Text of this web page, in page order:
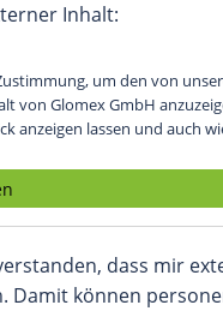
Inhalt:
um den von
von Glomex GmbH
anzeigen lassen und auch
dass mir
Damit können